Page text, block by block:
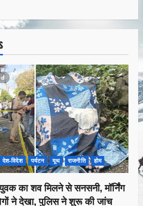
देश-विदेश पर्यटन यूथ राजनीति होम
का शव मिलने से सनसनी, मॉर्निंग
ने देखा, पुलिस ने शुरू की जांच